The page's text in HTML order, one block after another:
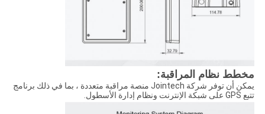
مخطط نظام المراقبة:
يمكن أن توفر شركة Jointech منصة مراقبة متعددة ، بما في ذلك برنامج
تتبع GPS على شبكة الإنترنت ونظام إدارة الأسطول.